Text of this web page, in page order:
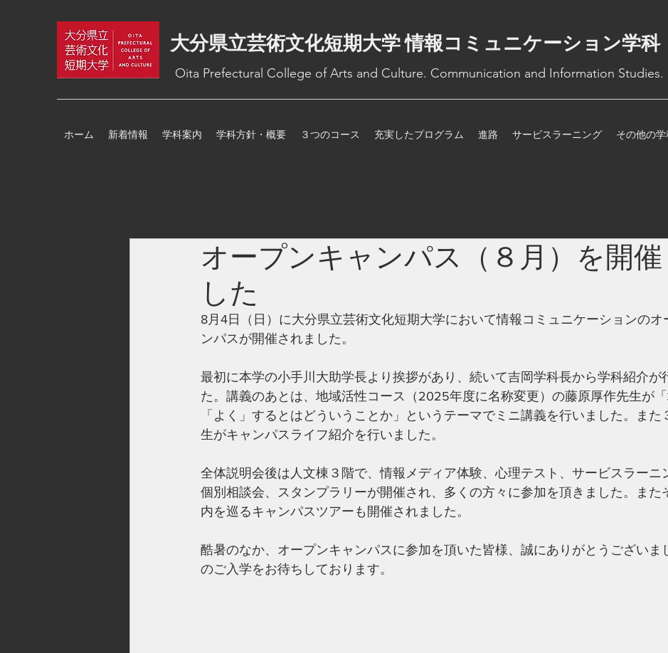
大分県立芸術文化短期大学 情報コミュニケーション学科
Oita Prefectural College of Arts and Culture. Communication and Information Studies.
ホーム 新着情報 学科案内 学科方針・概要 ３つのコース 充実したプログラム 進路 サービスラーニング その他の
オープンキャンパス（８月）を開催
した
8月4日（日）に大分県立芸術文化短期大学において情報コミュニケーションのオ
ンパスが開催されました。
最初に本学の小手川大助学長より挨拶があり、続いて吉岡学科長から学科紹介が
た。講義のあとは、地域活性コース（2025年度に名称変更）の藤原厚作先生が「
「よく」するとはどういうことか 」というテーマでミニ講義を行いました。また
生がキャンパスライフ紹介を行いました。
全体説明会後は人文棟３階で、情報メディア体験、心理テスト、サービスラーニ
個別相談会、スタンプラリーが開催され、多くの方々に参加を頂きました。また
内を巡るキャンパスツアーも開催されました。
酷暑のなか、オープンキャンパスに参加を頂いた皆様、誠にありがとうございま
のご入学をお待ちしております。